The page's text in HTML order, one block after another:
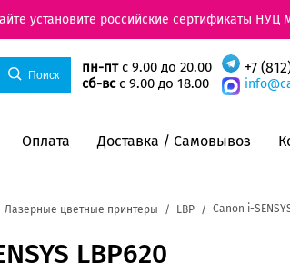
установите российские сертификаты
пн-птс 9.00 до 20.00
сб-всс 9.00 до 18.00
+7
Оплата Доставка / Самовывоз
Лазерные цветные принтеры LBP Canon i-
LBP620